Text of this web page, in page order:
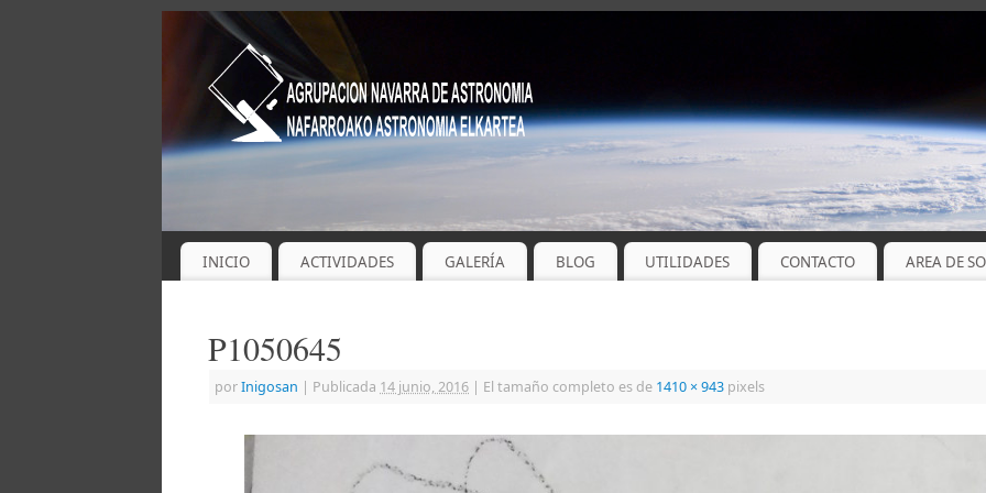
INICIO ACTIVIDADES GALERÍA BLOG UTILIDADES CONTACTO AREA DE
P1050645
porInigosan | Publicada 14 junio, 2016 | El tamaño completo es de 1410 × 943 pixels